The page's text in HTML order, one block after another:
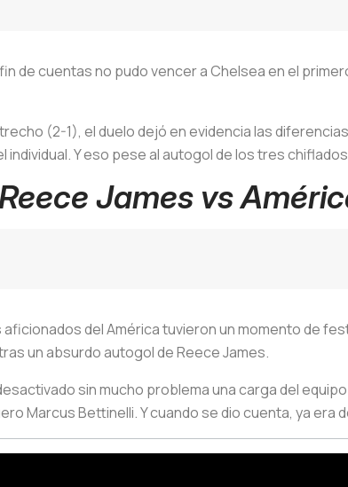
de cuentas no pudo vencer a Chelsea en el
(2-1), el duelo dejó en evidencia las
individual. Y eso pese al autogol de los tres
James vs
aficionados del América tuvieron un momento de
un absurdo autogol de Reece James.
sin mucho problema una carga del
Marcus Bettinelli. Y cuando se dio cuenta, ya era